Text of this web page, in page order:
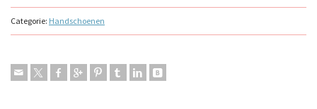
Categorie: Handschoenen